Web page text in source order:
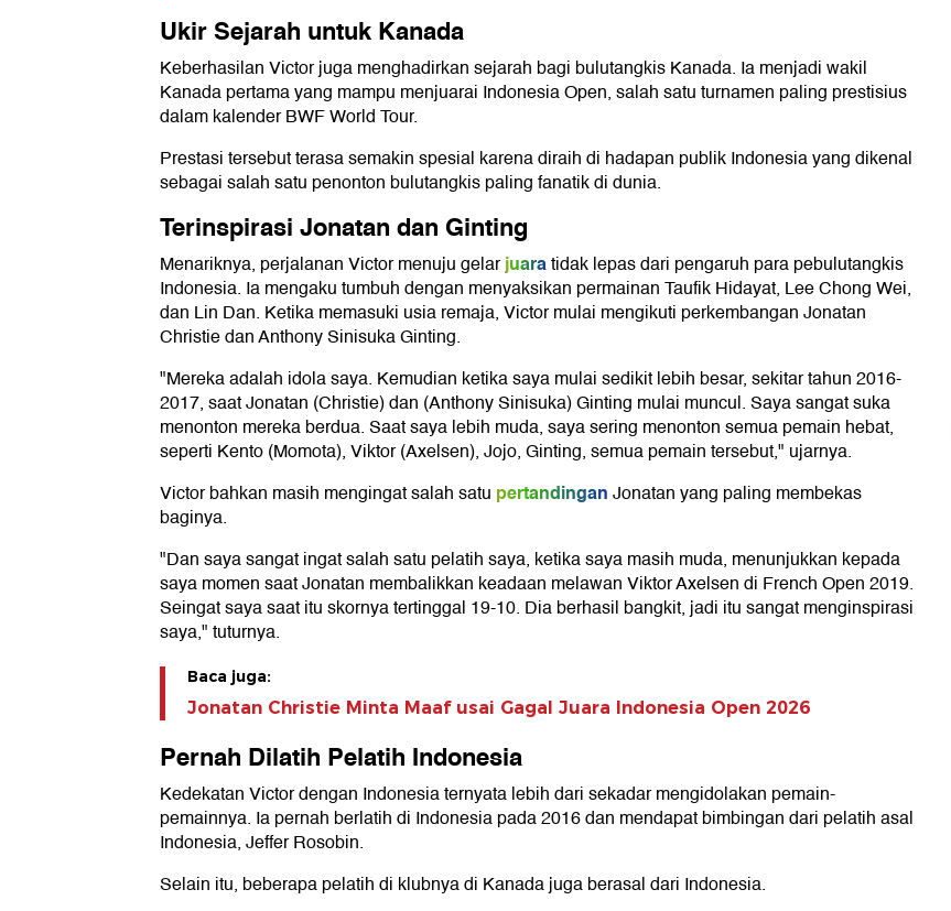
Ukir Sejarah untuk Kanada
Keberhasilan Victor juga menghadirkan sejarah bagi bulutangkis Kanada. Ia menjadi wakil
Kanada pertama yang mampu menjuarai Indonesia Open, salah satu turnamen paling prestisius
dalam kalender BWF World Tour.
Prestasi tersebut terasa semakin spesial karena diraih di hadapan publik Indonesia yang dikenal
sebagai salah satu penonton bulutangkis paling fanatik di dunia.
Terinspirasi Jonatan dan Ginting
Menariknya, perjalanan Victor menuju gelarjuaratidak lepas dari pengaruh para pebulutangkis
Indonesia. Ia mengaku tumbuh dengan menyaksikan permainan Taufik Hidayat, Lee Chong Wei,
dan Lin Dan. Ketika memasuki usia remaja, Victor mulai mengikuti perkembangan Jonatan
Christie dan Anthony Sinisuka Ginting.
"Mereka adalah idola saya. Kemudian ketika saya mulai sedikit lebih besar, sekitar tahun 2016-
2017, saat Jonatan (Christie) dan (Anthony Sinisuka) Ginting mulai muncul. Saya sangat suka
menonton mereka berdua. Saat saya lebih muda, saya sering menonton semua pemain hebat,
seperti Kento (Momota), Viktor (Axelsen), Jojo, Ginting, semua pemain tersebut," ujarnya.
Victor bahkan masih mengingat salah satu pertandinganJonatan yang paling membekas
baginya.
"Dan saya sangat ingat salah satu pelatih saya, ketika saya masih muda, menunjukkan kepada
saya momen saat Jonatan membalikkan keadaan melawan Viktor Axelsen di French Open 2019.
Seingat saya saat itu skornya tertinggal 19-10. Dia berhasil bangkit, jadi itu sangat menginspirasi
saya," tuturnya.
Baca juga:
Jonatan Christie Minta Maaf usai Gagal Juara Indonesia Open 2026
Pernah Dilatih Pelatih Indonesia
Kedekatan Victor dengan Indonesia ternyata lebih dari sekadar mengidolakan pemain-
pemainnya. Ia pernah berlatih di Indonesia pada 2016 dan mendapat bimbingan dari pelatih asal
Indonesia, Jeffer Rosobin.
Selain itu, beberapa pelatih di klubnya di Kanada juga berasal dari Indonesia.